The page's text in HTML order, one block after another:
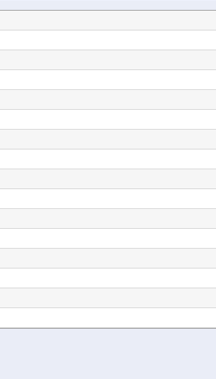
【にじさんじ】宇佐美の筋肉すっご
おまえらがゲームで一番嫌いなジ
【食玩】Gフレーム「デスティニ
WindowsってCopilotってAI押して
Switch『カルドセプト ザ ファース
『瑠璃の宝石』の凪さん、とんで